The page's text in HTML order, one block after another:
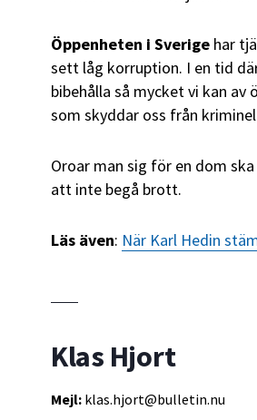
Öppenheten i Sverige har
sett låg korruption. I en tid
bibehålla så mycket vi kan
som skyddar oss från
Oroar man sig för en dom
att inte begå brott.
Läs även: När Karl Hedin
Klas Hjort
Mejl: klas.hjort@bulletin.nu